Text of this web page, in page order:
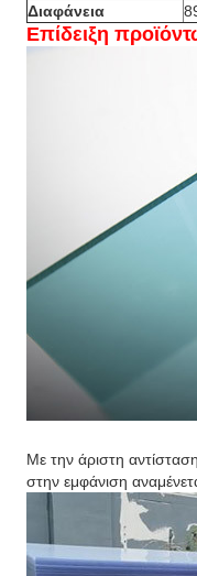
Διαφάνεια
Επίδειξη
Με την άριστη
στην εμφάνιση